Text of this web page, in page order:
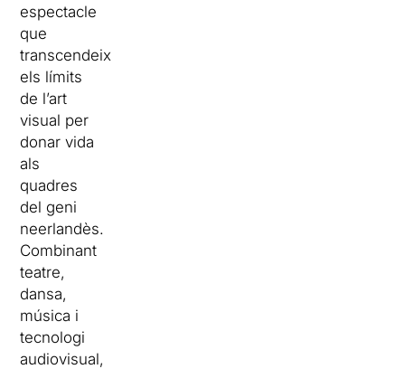
espectacle
que
transcendeix
els límits
de l’art
visual per
donar vida
als
quadres
del geni
neerlandès.
Combinant
teatre,
dansa,
música i
tecnologi
audiovisual,